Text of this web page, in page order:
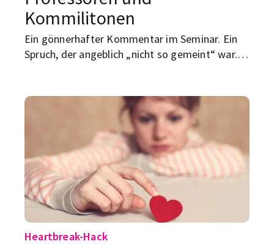
Kommilitonen
Ein gönnerhafter Kommentar im Seminar. Ein
Spruch, der angeblich „nicht so gemeint“ war.
unangenehm – oder komplett unfair? Genau
das macht den Uni-Alltag manchmal so nervig:
Man soll ruhig bleiben, höflich bleiben, weiter
funktionieren. Nur hilft dir das wenig, wenn dich
jemand regelmäßig kleinmacht.
Heartbreak-Hack